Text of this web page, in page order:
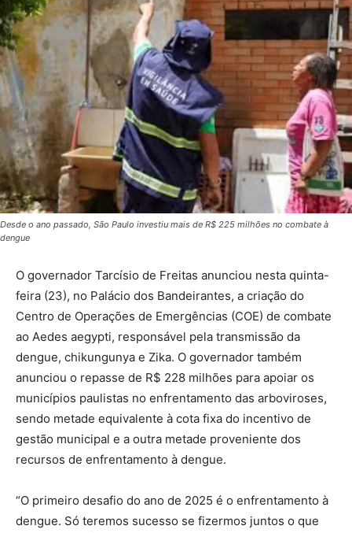
Desde o ano passado, São Paulo investiu mais de R$ 225 milhões no combate à
dengue
O governador Tarcísio de Freitas anunciou nesta quinta-
feira (23), no Palácio dos Bandeirantes, a criação do
Centro de Operações de Emergências (COE) de combate
ao Aedes aegypti, responsável pela transmissão da
dengue, chikungunya e Zika. O governador também
anunciou o repasse de R$ 228 milhões para apoiar os
municípios paulistas no enfrentamento das arboviroses,
sendo metade equivalente à cota fixa do incentivo de
gestão municipal e a outra metade proveniente dos
recursos de enfrentamento à dengue.
“O primeiro desafio do ano de 2025 é o enfrentamento à
dengue. Só teremos sucesso se fizermos juntos o que